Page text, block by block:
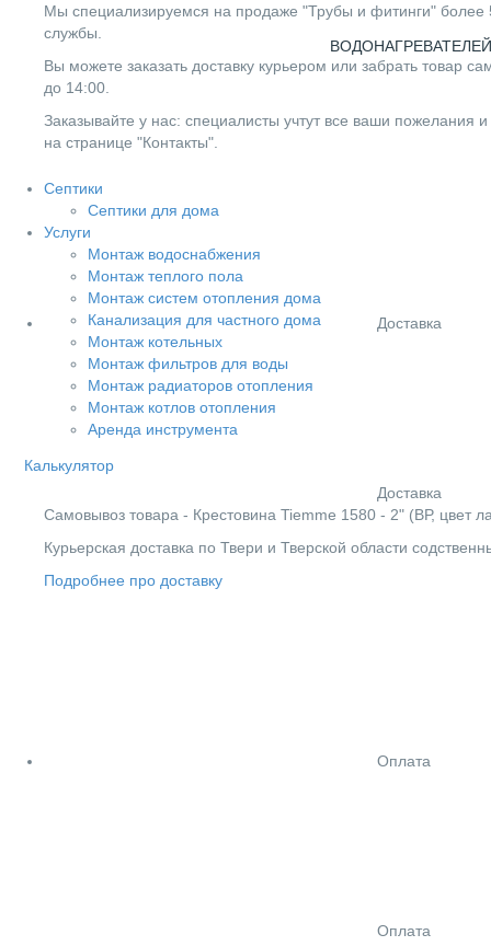
ВОДОНАГРЕВАТЕЛЕЙ
Септики
Септики для дома
Услуги
Монтаж водоснабжения
Монтаж теплого пола
Монтаж систем отопления дома
Канализация для частного дома
Монтаж котельных
Монтаж фильтров для воды
Монтаж радиаторов отопления
Монтаж котлов отопления
Аренда инструмента
Калькулятор
Мы специализируемся на продаже "Трубы и фитинги" более
службы.
Вы можете заказать доставку курьером или забрать товар
до 14:00.
Заказывайте у нас: специалисты учтут все ваши
на странице "Контакты".
Доставка
Доставка
Cамовывоз товара - Крестовина Tiemme 1580 - 2" (ВР, цвет
Курьерская доставка по Твери и Тверской области
Подробнее про доставку
Оплата
Оплата